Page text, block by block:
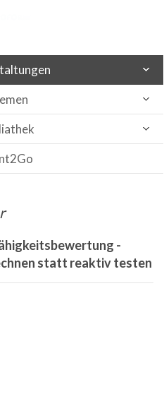
-
statt reaktiv testen